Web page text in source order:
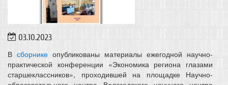
03.10.2023
В сборнике опубликованы материалы ежегодной научно-
практической конференции «Экономика региона глазами
старшеклассников», проходившей на площадке Научно-